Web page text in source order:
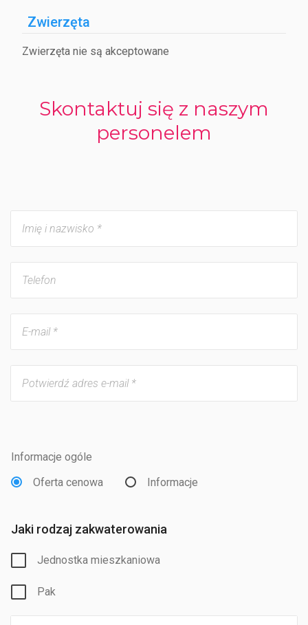
Zwierzęta
Zwierzęta nie są akceptowane
Skontaktuj się z naszym
personelem
Informacje ogóle
Oferta cenowa
Informacje
Jaki rodzaj zakwaterowania
Jednostka mieszkaniowa
Pak